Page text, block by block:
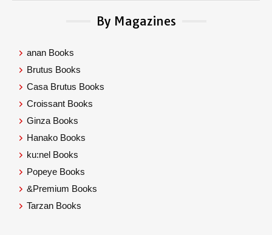
By Magazines
anan Books
Brutus Books
Casa Brutus Books
Croissant Books
Ginza Books
Hanako Books
ku:nel Books
Popeye Books
&Premium Books
Tarzan Books